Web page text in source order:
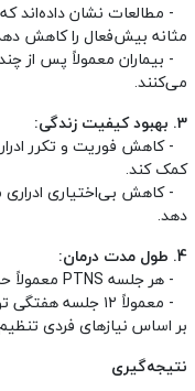
مثانه بیش‌فعال را کاهش
- بیماران معمولاً پس از
می‌کنند.
3. بهبود کیفیت زندگی:
- کاهش فوریت و تکرر
کمک کند.
- کاهش بی‌اختیاری ادراری
دهد.
4. طول مدت درمان:
- هر جلسه PTNS معمولاً حدود ۳۰ دقیقه طول می‌کشد.
- معمولاً ۱۲
بر اساس نیازهای فردی
نتیجه‌گیری